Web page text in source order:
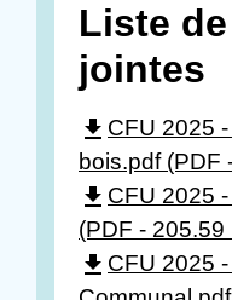
Liste
jointes
file_download CFU 2025
bois.pdf (PDF
file_download CFU 2025
(PDF - 205.59
file_download CFU 2025